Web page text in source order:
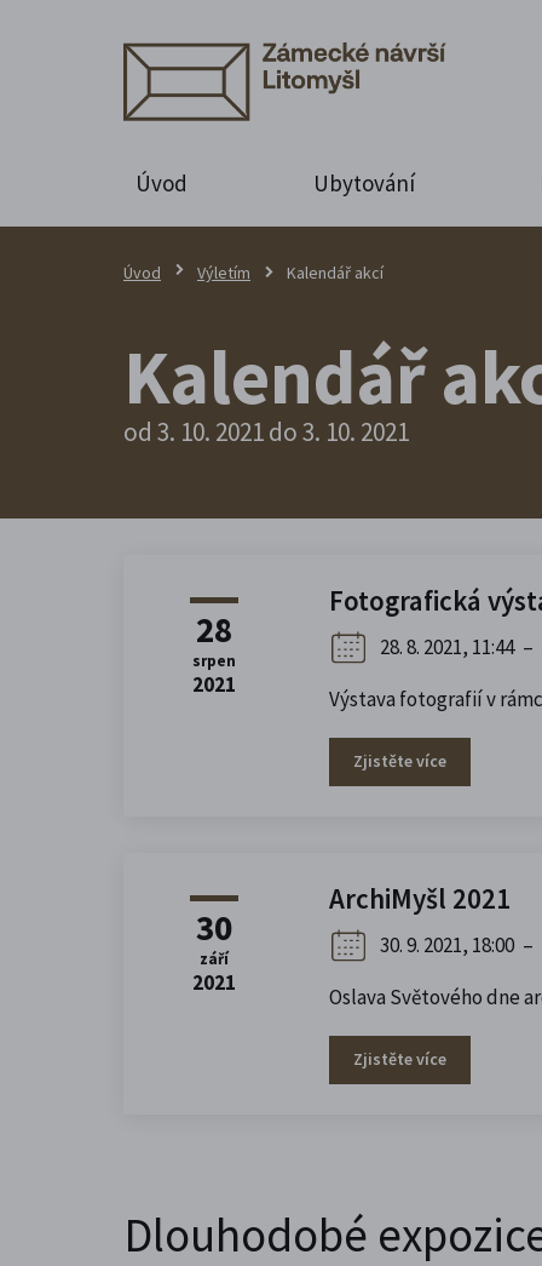
Úvod Ubytování
Úvod Výletím Kalendář akcí
Kalendář
od 3. 10. 2021 do 3. 10. 2021
28
srpen
2021
Fotografická
28. 8. 2021, 11:44 –
Výstava fotografií v
Zjistěte více
30
září
2021
ArchiMyšl 2021
30. 9. 2021, 18:00 –
Oslava Světového dne
Zjistěte více
Dlouhodobé